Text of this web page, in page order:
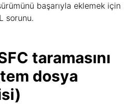
başarıyla eklemek için
sorunu.
taramasını
dosya